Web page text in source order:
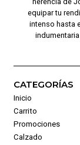
equipar tu
intenso hasta
CATEGORÍAS
Inicio
Carrito
Promociones
Calzado